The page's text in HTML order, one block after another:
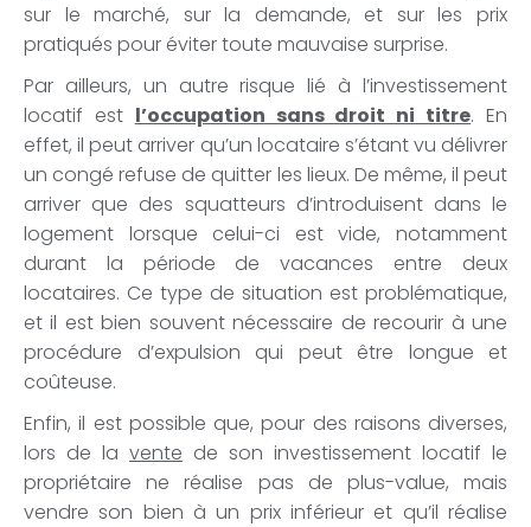
sur le marché, sur la demande, et sur les prix
pratiqués pour éviter toute mauvaise surprise.
Par ailleurs, un autre risque lié à l’investissement
locatif est l’occupation sans droit ni titre. En
effet, il peut arriver qu’un locataire s’étant vu délivrer
un congé refuse de quitter les lieux. De même, il peut
arriver que des squatteurs d’introduisent dans le
logement lorsque celui-ci est vide, notamment
durant la période de vacances entre deux
locataires. Ce type de situation est problématique,
et il est bien souvent nécessaire de recourir à une
procédure d’expulsion qui peut être longue et
coûteuse.
Enfin, il est possible que, pour des raisons diverses,
lors de la vente de son investissement locatif le
propriétaire ne réalise pas de plus-value, mais
vendre son bien à un prix inférieur et qu’il réalise